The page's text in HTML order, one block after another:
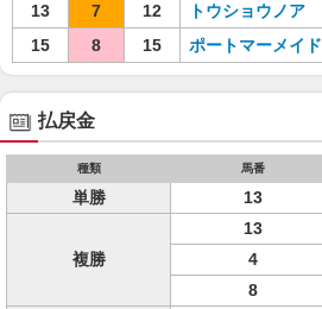
13
7 12 トウショウノア
15
8 15 ポートマーメイド
払戻金
種類 馬番
単勝 13
複勝
13
4
8